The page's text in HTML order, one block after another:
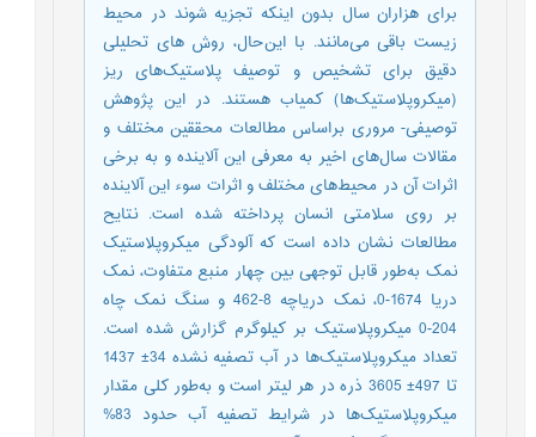
برای هزاران سال بدون اینکه تجزیه شوند در محیط
زیست باقی می‌مانند. با این‌حال، روش های تحلیلی
دقیق برای تشخیص و توصیف پلاستیک‌های ریز
(میکروپلاستیک‌ها) کمیاب هستند. در این پژوهش
توصیفی- مروری براساس مطالعات محققین مختلف و
مقالات سال‌های اخیر به معرفی این آلاینده و به برخی
اثرات آن در محیط‌های مختلف و اثرات سوء این آلاینده
بر روی سلامتی انسان پرداخته شده است. نتایح
مطالعات نشان داده است که آلودگی میکروپلاستیک
نمک به‌طور قابل توجهی بین چهار منبع متفاوت، نمک
دریا 1674-0، نمک دریاچه 8-462 و سنگ نمک چاه
204-0 میکروپلاستیک بر کیلوگرم گزارش شده است.
تعداد میکروپلاستیک‌ها در آب تصفیه نشده 34± 1437
تا 497± 3605 ذره در هر لیتر است و به‌طور کلی مقدار
میکروپلاستیک‌ها در شرایط تصفیه آب حدود 83%